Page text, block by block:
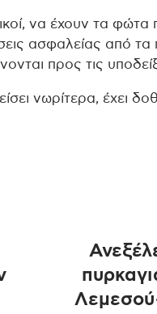
να έχουν τα
ασφαλείας από
προς τις
νωρίτερα, έχει